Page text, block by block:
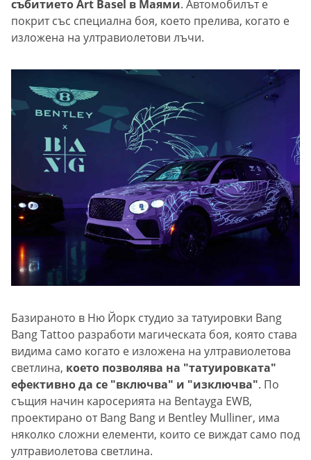
събитието Art Basel в Маями. Автомобилът е
покрит със специална боя, което прелива, когато е
изложена на ултравиолетови лъчи.
Базираното в Ню Йорк студио за татуировки Bang
Bang Tattoo разработи магическата боя, която става
видима само когато е изложена на ултравиолетова
светлина, което позволява на "татуировката"
ефективно да се "включва" и "изключва". По
същия начин каросерията на Bentayga EWB,
проектирано от Bang Bang и Bentley Mulliner, има
няколко сложни елементи, които се виждат само под
ултравиолетова светлина.